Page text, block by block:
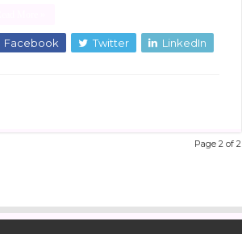
Facebook Twitter LinkedIn
Page 2 of 2